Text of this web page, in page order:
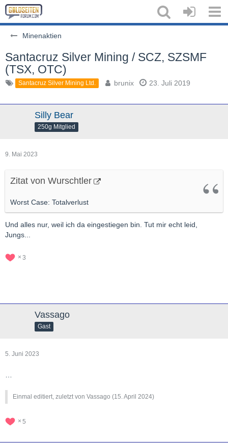
Minenaktien
Santacruz Silver Mining / SCZ, SZSMF
(TSX, OTC)
Santacruz Silver Mining Ltd. brunix 23. Juli 2019
Silly Bear
250g Mitglied
9. Mai 2023
Zitat von Wurschtler
Worst Case: Totalverlust
Und alles nur, weil ich da eingestiegen bin. Tut mir echt leid,
Jungs...
3
Vassago
Gast
5. Juni 2023
Einmal editiert, zuletzt von Vassago (15. April 2024)
5